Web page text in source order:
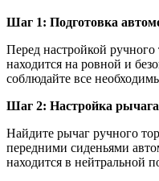
Шаг 1: Подготовка
Перед настройкой ручного
находится на ровной и
соблюдайте все
Шаг 2: Настройка рычага
Найдите рычаг ручного
передними сиденьями
находится в нейтральной